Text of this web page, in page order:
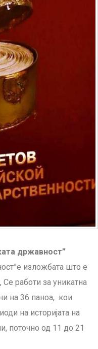
државност”
е изложбата што е
работи за уникатна
на 36 паноа, кои
на историјата на
, поточно од 11 до 21